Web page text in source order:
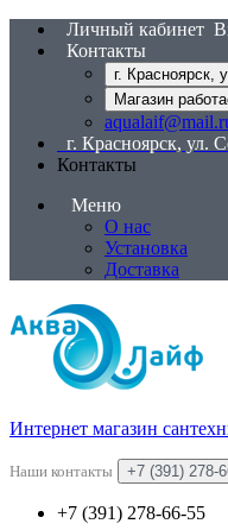
Личный кабинет
Контакты
г. Красноярск,
Магазин
г. Красноярск, ул.
Контакты
Меню
О нас
Установка
Доставка
Интернет магазин
Наши контакты +7 (391) 278-
+7 (391) 278-66-55